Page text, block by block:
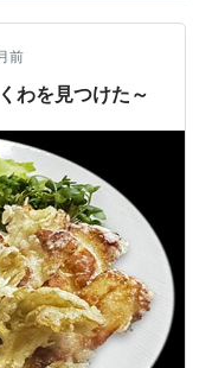
前
わを見つけた～